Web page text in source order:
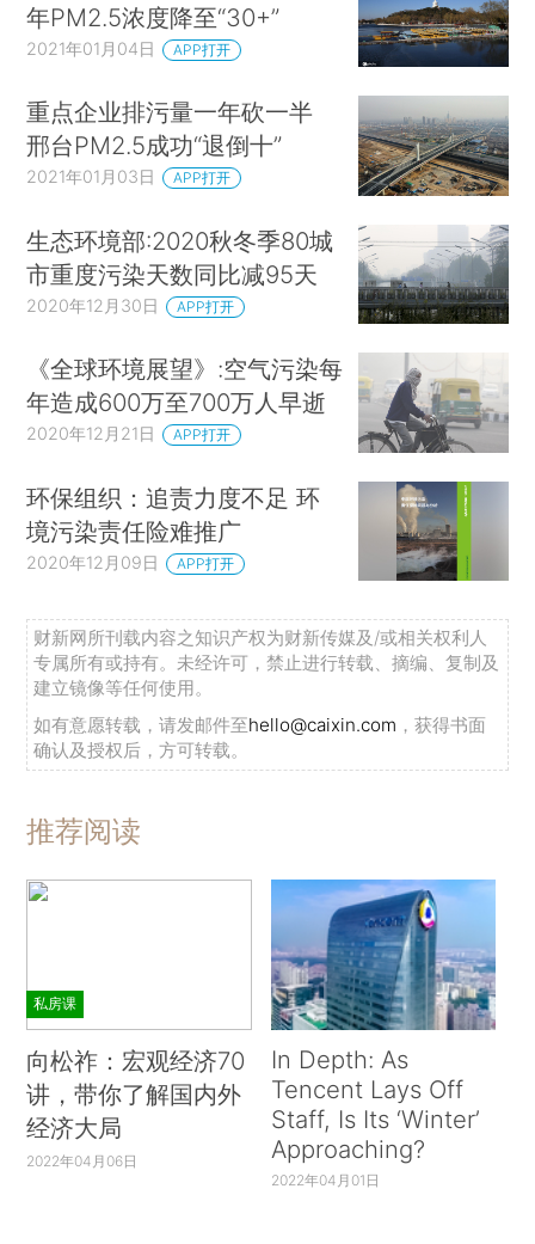
年PM2.5浓度降至“30+”
2021年01月04日 APP打开
重点企业排污量一年砍一半
邢台PM2.5成功“退倒十”
2021年01月03日 APP打开
生态环境部:2020秋冬季80城
市重度污染天数同比减95天
2020年12月30日 APP打开
《全球环境展望》:空气污染每
年造成600万至700万人早逝
2020年12月21日 APP打开
环保组织：追责力度不足 环
境污染责任险难推广
2020年12月09日 APP打开
财新网所刊载内容之知识产权为财新传媒及/或相关权利人
专属所有或持有。未经许可，禁止进行转载、摘编、复制及
建立镜像等任何使用。
如有意愿转载，请发邮件至hello@caixin.com ，获得书面
确认及授权后，方可转载。
推荐阅读
私房课
向松祚：宏观经济70
讲，带你了解国内外
经济大局
2022年04月06日
In Depth: As
Tencent Lays Off
Staff, Is Its ‘Winter’
Approaching?
2022年04月01日